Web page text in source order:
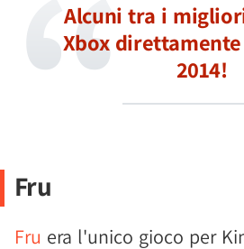
Alcuni tra i
Xbox direttamente
2014!
Fru
Fru era l'unico gioco per